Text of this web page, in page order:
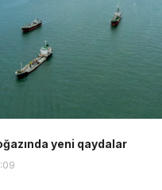
yeni qaydalar